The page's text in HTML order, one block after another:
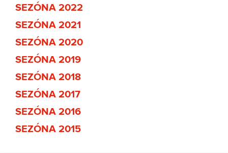
SEZÓNA 2022
SEZÓNA 2021
SEZÓNA 2020
SEZÓNA 2019
SEZÓNA 2018
SEZÓNA 2017
SEZÓNA 2016
SEZÓNA 2015